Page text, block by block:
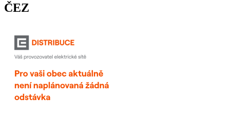
ČEZ